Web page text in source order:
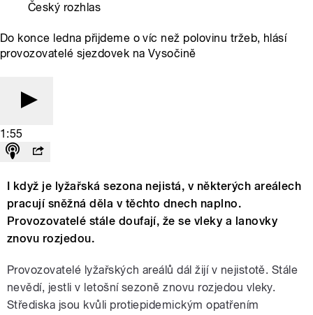
Český rozhlas
Do konce ledna přijdeme o víc než polovinu tržeb, hlásí
provozovatelé sjezdovek na Vysočině
1:55
I když je lyžařská sezona nejistá, v některých areálech
pracují sněžná děla v těchto dnech naplno.
Provozovatelé stále doufají, že se vleky a lanovky
znovu rozjedou.
Provozovatelé lyžařských areálů dál žijí v nejistotě. Stále
nevědí, jestli v letošní sezoně znovu rozjedou vleky.
Střediska jsou kvůli protiepidemickým opatřením